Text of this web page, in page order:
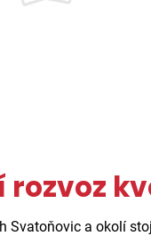
rozvoz
Svatoňovic a okolí